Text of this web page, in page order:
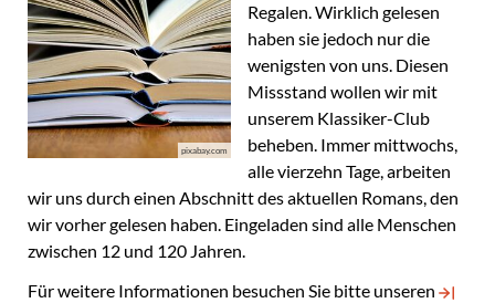
pixabay.com
Regalen. Wirklich gelesen
haben sie jedoch nur die
wenigsten von uns. Diesen
Missstand wollen wir mit
unserem Klassiker-Club
beheben. Immer mittwochs,
alle vierzehn Tage, arbeiten
wir uns durch einen Abschnitt des aktuellen Romans, den
wir vorher gelesen haben. Eingeladen sind alle Menschen
zwischen 12 und 120 Jahren.
Für weitere Informationen besuchen Sie bitte unseren